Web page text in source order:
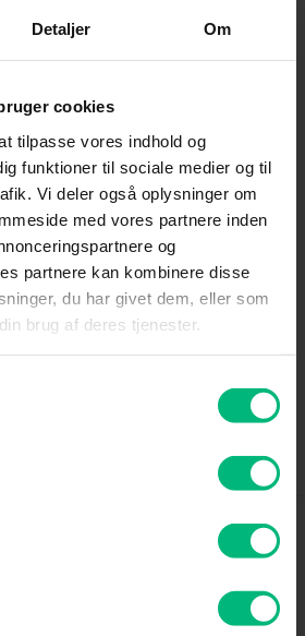
Detaljer Om
cookies
tilpasse vores indhold og
funktioner til sociale medier og til
Vi deler også oplysninger om
med vores partnere inden
og
partnere kan kombinere disse
du har givet dem, eller som
brug af deres tjenester.
Premium service
Tv